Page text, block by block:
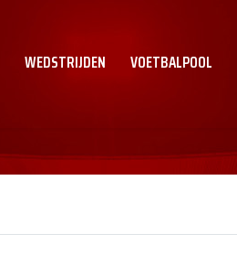
WEDSTRIJDEN VOETBALPOOL